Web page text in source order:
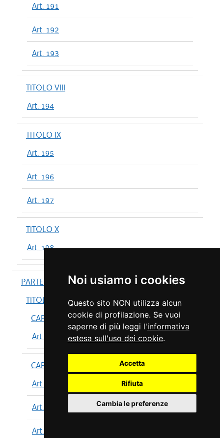
Noi usiamo i cookies
Questo sito NON utilizza alcun
cookie di profilazione. Se vuoi
saperne di più leggi l'informativa
estesa sull'uso dei cookie.
Accetta
Rifiuta
Cambia le preferenze
Art. 191
Art. 192
Art. 193
TITOLO VIII
Art. 194
TITOLO IX
Art. 195
Art. 196
Art. 197
TITOLO X
Art. 198
PARTE IV
TITOLO I
CAPO I
Art. 199
CAPO II
Art. 200
Art. 201
Art. 202